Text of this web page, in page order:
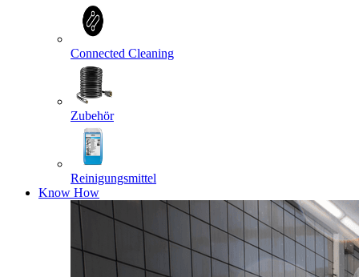
Connected Cleaning
Zubehör
Reinigungsmittel
Know How